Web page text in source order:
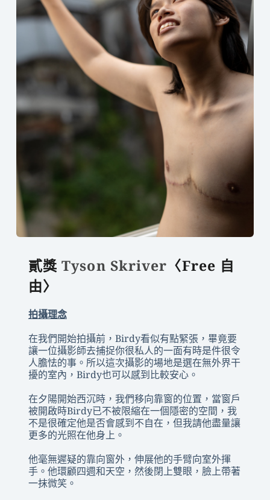
貳獎 Tyson Skriver 〈Free 自
由〉
拍攝理念
在我們開始拍攝前，Birdy看似有點緊張，畢竟要
讓一位攝影師去捕捉你很私人的一面有時是件很令
人膽怯的事。所以這次攝影的場地是選在無外界干
擾的室內，Birdy也可以感到比較安心。
在夕陽開始西沉時，我們移向靠窗的位置，當窗戶
被開啟時Birdy已不被限縮在一個隱密的空間，我
不是很確定他是否會感到不自在，但我請他盡量讓
更多的光照在他身上。
他毫無遲疑的靠向窗外，伸展他的手臂向室外揮
手。他環顧四週和天空，然後閉上雙眼，臉上帶著
一抹微笑。